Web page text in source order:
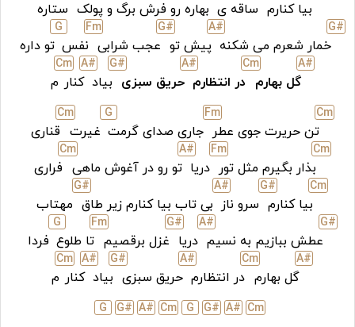
بیا کنارم ساقه ی بهاره رو فرش برگ و پولک ستاره
G#
خمار شعرم می شکنه
A#
پیش تو
G#
عجب شرابی
Fm
نفس
G
تو داره
A#
گل بهارم
Cm
در انتظارم
A#
حریق سبزی
G#
بیاد
A#
کنار
Cm
م
Cm
تن حریرت جوی عطر
Fm
جاری صدای گرمت
G
غیرت
Cm
قناری
Cm
بذار بگیرم مثل تور
Fm
دریا
A#
تو رو در آغوش ماهی
Cm
فراری
Cm
بیا کنارم
G#
سرو ناز
A#
بی تاب بیا کنارم زیر طاق
G#
مهتاب
G#
عطش ببازیم به نسیم
A#
دریا
G#
غزل برقصیم
Fm
تا طلوع
G
فردا
A#
گل بهارم
Cm
در انتظارم
A#
حریق سبزی
G#
بیاد
A#
کنار
Cm
م
Cm
A#
G#
G
Cm
A#
G#
G